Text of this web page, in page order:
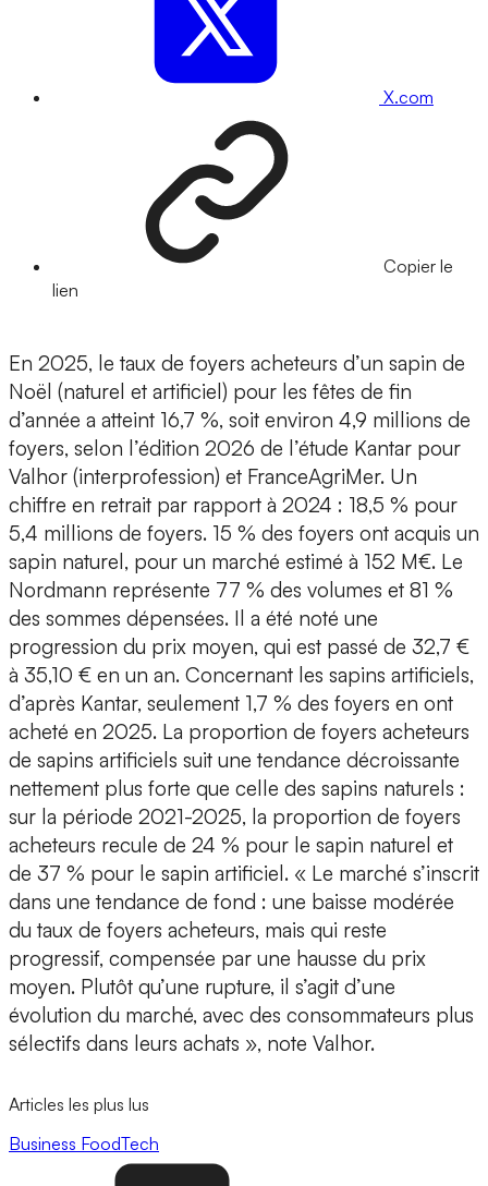
X.com
Copier le
lien
En 2025, le taux de foyers acheteurs d’un sapin de
Noël (naturel et artificiel) pour les fêtes de fin
d’année a atteint 16,7 %, soit environ 4,9 millions de
foyers, selon l’édition 2026 de l’étude Kantar pour
Valhor (interprofession) et FranceAgriMer. Un
chiffre en retrait par rapport à 2024 : 18,5 % pour
5,4 millions de foyers. 15 % des foyers ont acquis un
sapin naturel, pour un marché estimé à 152 M€. Le
Nordmann représente 77 % des volumes et 81 %
des sommes dépensées. Il a été noté une
progression du prix moyen, qui est passé de 32,7 €
à 35,10 € en un an. Concernant les sapins artificiels,
d’après Kantar, seulement 1,7 % des foyers en ont
acheté en 2025. La proportion de foyers acheteurs
de sapins artificiels suit une tendance décroissante
nettement plus forte que celle des sapins naturels :
sur la période 2021-2025, la proportion de foyers
acheteurs recule de 24 % pour le sapin naturel et
de 37 % pour le sapin artificiel. « Le marché s’inscrit
dans une tendance de fond : une baisse modérée
du taux de foyers acheteurs, mais qui reste
progressif, compensée par une hausse du prix
moyen. Plutôt qu’une rupture, il s’agit d’une
évolution du marché, avec des consommateurs plus
sélectifs dans leurs achats », note Valhor.
Articles les plus lus
Business FoodTech